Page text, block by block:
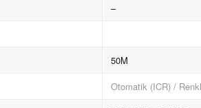
–
50M
Otomatik (ICR) /